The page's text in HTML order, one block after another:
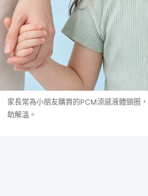
家長常為小朋友購買的PCM涼感液體頸圈
助解溫。